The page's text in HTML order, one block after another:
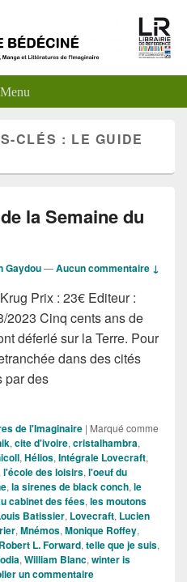
Menu
CLÉS : LE GUIDE
la Semaine du
Gaydou—Aucun commentaire ↓
Prix : 23€ Editeur :
2023 Cinq cents ans de
déferlé sur la Terre. Pour
dans des cités
par des
SFFF de la Semaine du
de l'Imaginaire | Marqué comme
, cite d'ivoire, cristalhambra,
, Hélios, Intégrale Lovecraft,
l'école des loisirs, l'oeuf du
, la sirenes de black conch, le
cabinet des fées, les moutons
Batissier, Lovecraft, Lucien
, Mnémos, Monique Roffey,
Robert L. Forward, telle que je suis,
, William Blanc, winter is
un commentaire